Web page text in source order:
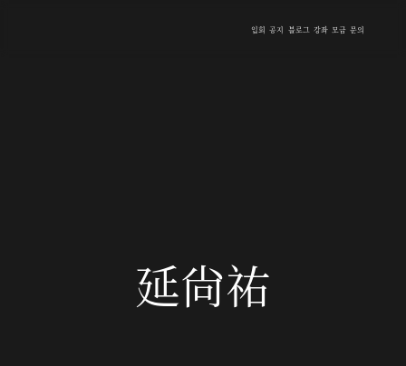
입회 공지 블로그 강좌 모금 문의
延尙祐